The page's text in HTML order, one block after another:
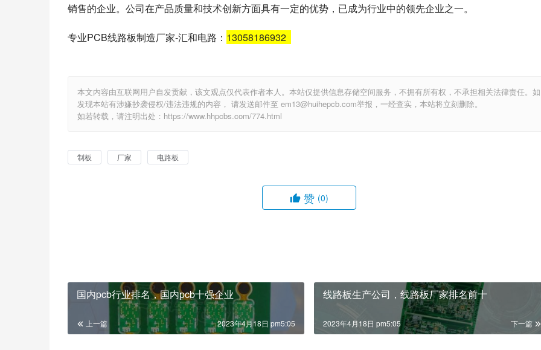
销售的企业。公司在产品质量和技术创新方面具有一定的优势，已成为行业中的领先企业之一。
专业PCB线路板制造厂家-汇和电路： 13058186932
本文内容由互联网用户自发贡献，该文观点仅代表作者本人。本站仅提供信息存储空间服务，不拥有所有权，不承担相关法律责任。如
发现本站有涉嫌抄袭侵权/违法违规的内容， 请发送邮件至 em13@huihepcb.com举报，一经查实，本站将立刻删除。
如若转载，请注明出处：https://www.hhpcbs.com/774.html
制板 厂家 电路板
赞 (0)
国内pcb行业排名，国内pcb十强企业
上一篇 2023年4月18日 pm5:05
线路板生产公司，线路板厂家排名前十
下一篇
2023年4月18日 pm5:05